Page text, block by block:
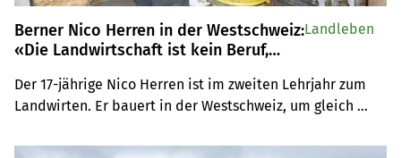
Berner Nico Herren in der Westschweiz:
«Die Landwirtschaft ist kein Beruf,
Der 17-jährige Nico Herren ist im zweiten Lehrjahr zum
Landwirten. Er bauert in der Westschweiz, um gleich
gebürtigen Berners sind Kühe, insbesondere Kälber. Nico
Landleben